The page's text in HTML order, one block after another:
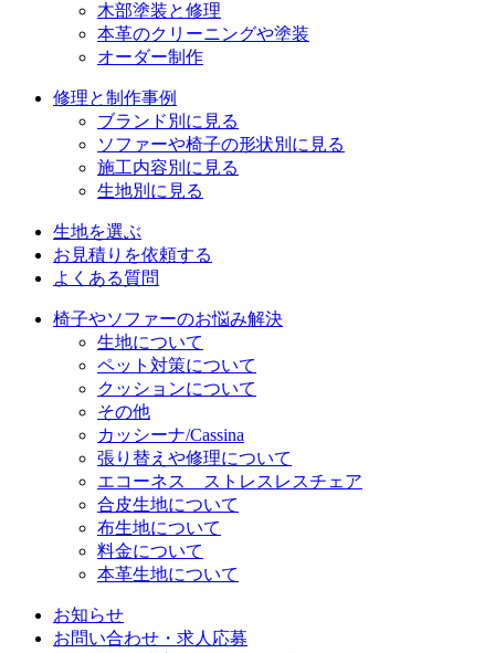
木部塗装と修理
本革のクリーニングや塗装
オーダー制作
修理と制作事例
ブランド別に見る
ソファーや椅子の形状別に見る
施工内容別に見る
生地別に見る
生地を選ぶ
お見積りを依頼する
よくある質問
椅子やソファーのお悩み解決
生地について
ペット対策について
クッションについて
その他
カッシーナ/Cassina
張り替えや修理について
エコーネス ストレスレスチェア
合皮生地について
布生地について
料金について
本革生地について
お知らせ
お問い合わせ・求人応募